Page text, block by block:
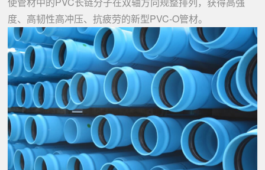
度、高韧性高冲压、抗疲劳的新型PVC-O管材。